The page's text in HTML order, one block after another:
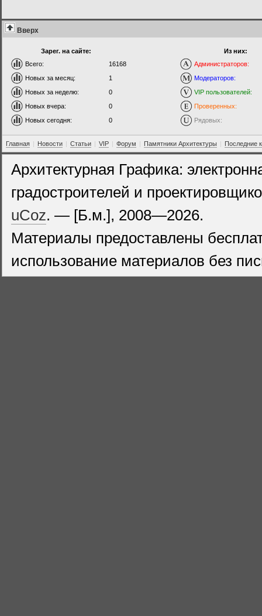
Вверх
Зарег. на сайте:
Всего:
16168
Новых за месяц:
1
Новых за неделю:
0
Новых вчера:
0
Новых сегодня:
0
Из них:
Администраторов:
Модераторов:
VIP пользователей:
Проверенных:
Рядовых:
Главная | Новости | Статьи | VIP | Форум | Памятники Архитектуры | Последние
Архитектурная Графика:
градостроителей и
uCoz. — [Б.м.], 2008—2026.
Материалы предоставлены
использование материалов без